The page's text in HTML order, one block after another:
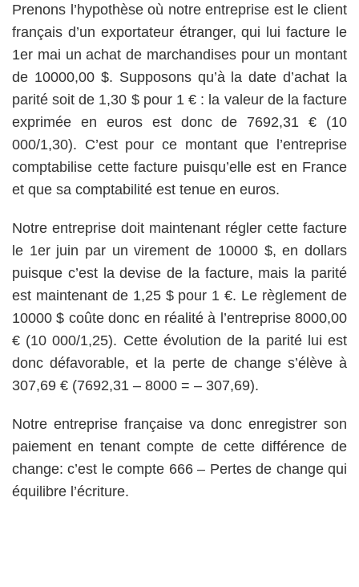
Prenons l’hypothèse où notre entreprise est le client
français d’un exportateur étranger, qui lui facture le
1er mai un achat de marchandises pour un montant
de 10000,00 $. Supposons qu’à la date d’achat la
parité soit de 1,30 $ pour 1 € : la valeur de la facture
exprimée en euros est donc de 7692,31 € (10
000/1,30). C’est pour ce montant que l’entreprise
comptabilise cette facture puisqu’elle est en France
et que sa comptabilité est tenue en euros.
Notre entreprise doit maintenant régler cette facture
le 1er juin par un virement de 10000 $, en dollars
puisque c’est la devise de la facture, mais la parité
est maintenant de 1,25 $ pour 1 €. Le règlement de
10000 $ coûte donc en réalité à l’entreprise 8000,00
€ (10 000/1,25). Cette évolution de la parité lui est
donc défavorable, et la perte de change s’élève à
307,69 € (7692,31 – 8000 = – 307,69).
Notre entreprise française va donc enregistrer son
paiement en tenant compte de cette différence de
change: c’est le compte 666 – Pertes de change qui
équilibre l’écriture.